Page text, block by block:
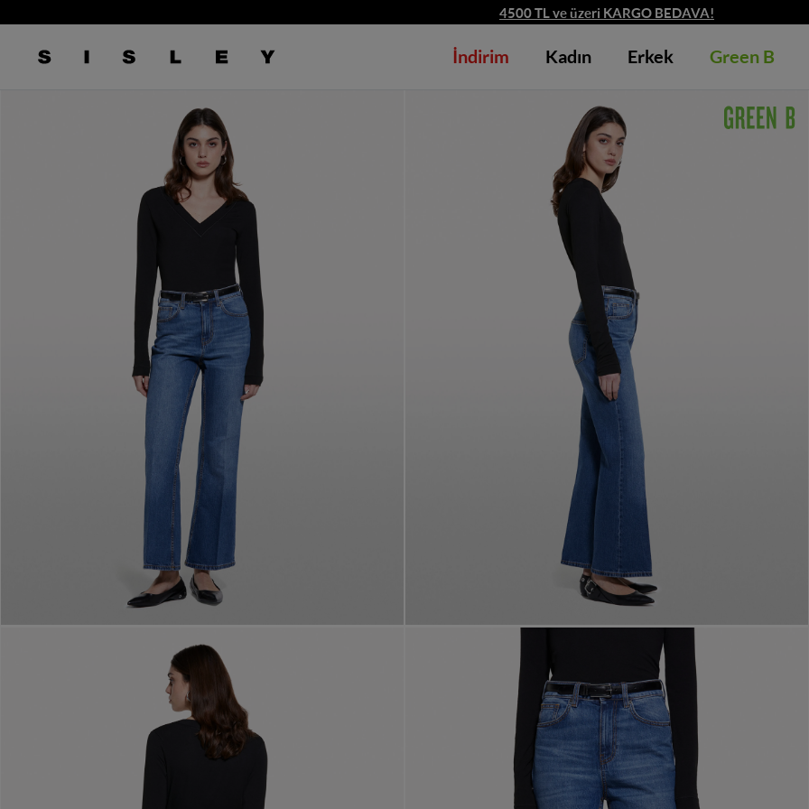
4500 TL ve üzeri KARGO BEDAVA!
logo İndirim Kadın Erkek Green B
/6